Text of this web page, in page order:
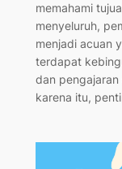
memahami
menyeluruh,
menjadi acuan
terdapat
dan
karena itu,